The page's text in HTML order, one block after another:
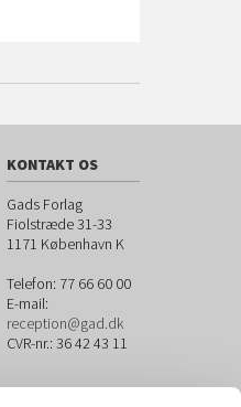
KONTAKT OS
Gads Forlag
Fiolstræde 31-33
1171 København K
Telefon: 77 66 60 00
E-mail:
reception@gad.dk
CVR-nr.: 36 42 43 11